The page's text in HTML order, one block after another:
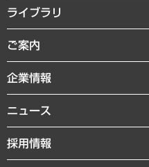
経営戦略
組織・人事戦略
デジタルイノベーション
共生・ダイバーシティ
GRC（ガバナンス・リスク・コンプ
経済・産業・雇用・労働
ライブラリ
経済調査
レポート
コラム
経営用語集
受託・受注実績（官公庁関連）
ご案内
セミナー・イベント情報
MUFGビジネスセミナー
受託案件情報
企業情報
私たちの想い
社長メッセージ
会社概要
ニュース
ニュースリリース
お知らせ
採用情報